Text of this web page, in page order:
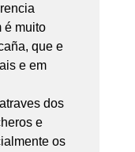
é muito
que e
e em
dos
e
os